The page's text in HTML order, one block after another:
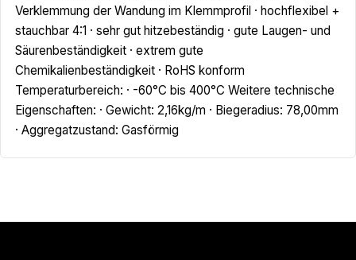
Verklemmung der Wandung im Klemmprofil · hochflexibel +
stauchbar 4:1 · sehr gut hitzebeständig · gute Laugen- und
Säurenbeständigkeit · extrem gute
Chemikalienbeständigkeit · RoHS konform
Temperaturbereich: · -60°C bis 400°C Weitere technische
Eigenschaften: · Gewicht: 2,16kg/m · Biegeradius: 78,00mm
· Aggregatzustand: Gasförmig